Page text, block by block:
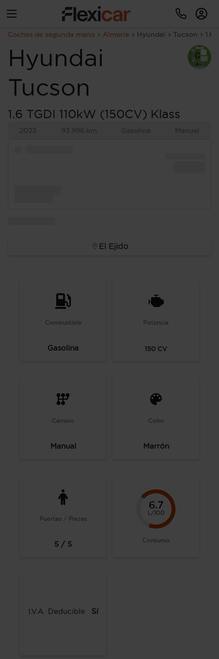
Coches de segunda mano Almería Hyundai Tucson 1.6
Hyundai
Tucson
1.6 TGDI 110kW (150CV) Klass
2023 93.996 km Gasolina Manual
El Ejido
Combustible
Gasolina
Potencia
150 CV
Cambio
Manual
Color
Marrón
Puertas / Plazas
5 / 5
6.7
L/100
Consumo
I.V.A. Deducible Sí